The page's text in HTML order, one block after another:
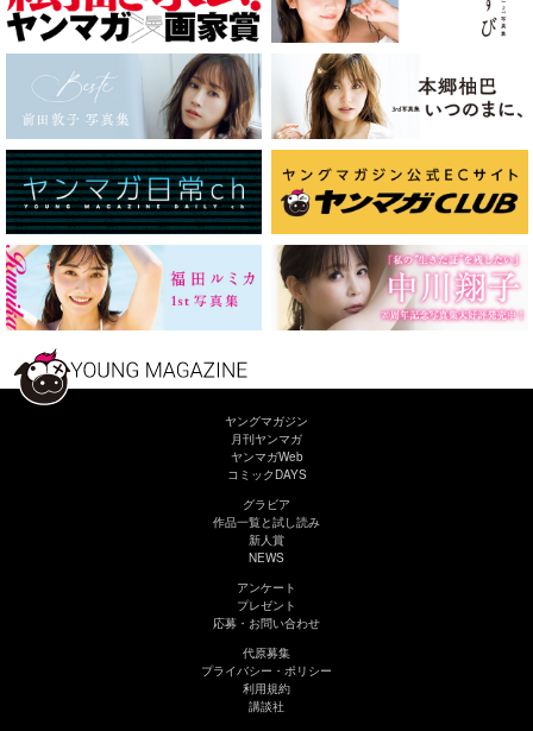
ヤングマガジン
月刊ヤンマガ
ヤンマガWeb
コミックDAYS
グラビア
作品一覧と試し読み
新人賞
NEWS
アンケート
プレゼント
応募・お問い合わせ
代原募集
プライバシー・ポリシー
利用規約
講談社